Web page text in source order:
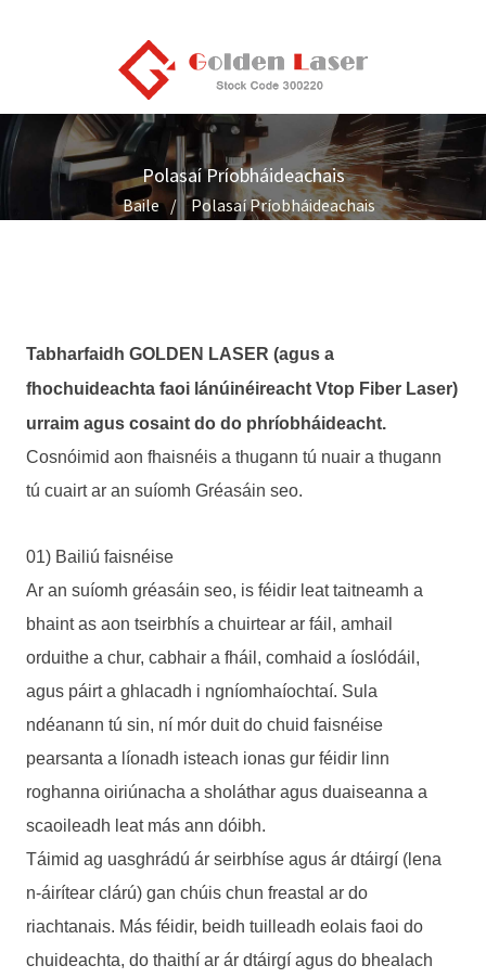
Polasaí Príobháideachais
Baile Polasaí Príobháideachais
Tabharfaidh GOLDEN LASER (agus a
fhochuideachta faoi lánúinéireacht Vtop Fiber Laser)
urraim agus cosaint do do phríobháideacht.
Cosnóimid aon fhaisnéis a thugann tú nuair a thugann
tú cuairt ar an suíomh Gréasáin seo.
01) Bailiú faisnéise
Ar an suíomh gréasáin seo, is féidir leat taitneamh a
bhaint as aon tseirbhís a chuirtear ar fáil, amhail
orduithe a chur, cabhair a fháil, comhaid a íoslódáil,
agus páirt a ghlacadh i ngníomhaíochtaí. Sula
ndéanann tú sin, ní mór duit do chuid faisnéise
pearsanta a líonadh isteach ionas gur féidir linn
roghanna oiriúnacha a sholáthar agus duaiseanna a
scaoileadh leat más ann dóibh.
Táimid ag uasghrádú ár seirbhíse agus ár dtáirgí (lena
n-áirítear clárú) gan chúis chun freastal ar do
riachtanais. Más féidir, beidh tuilleadh eolais faoi do
chuideachta, do thaithí ar ár dtáirgí agus do bhealach